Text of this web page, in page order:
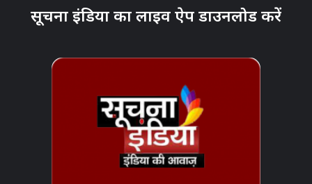
सूचना इंडिया का लाइव ऐप डाउनलोड करें